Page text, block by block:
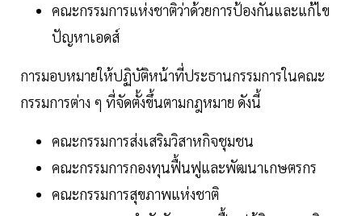
คณะกรรมการแห่งชาติว่าด้วยการป้องกันและแก้ไข
ปัญหาเอดส์
การมอบหมายให้ปฏิบัติหน้าที่ประธานกรรมการในคณะ
กรรมการต่าง ๆ ที่จัดตั้งขึ้นตามกฎหมาย ดังนี้
คณะกรรมการส่งเสริมวิสาหกิจชุมชน
คณะกรรมการกองทุนฟื้นฟูและพัฒนาเกษตรกร
คณะกรรมการสุขภาพแห่งชาติ